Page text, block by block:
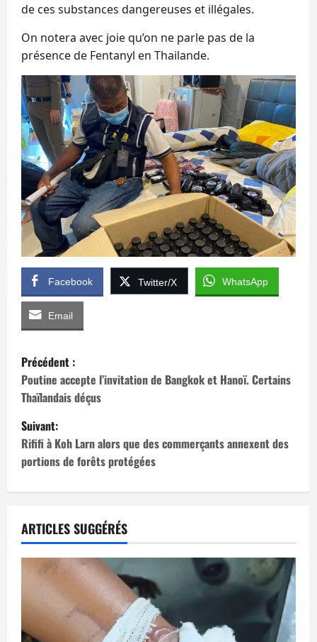
de ces substances dangereuses et illégales.
On notera avec joie qu’on ne parle pas de la
présence de Fentanyl en Thailande.
Facebook Twitter/X WhatsApp
Email
N
a
v
i
g
t
i
o
n
Précédent :
Poutine accepte l’invitation de Bangkok et Hanoï. Certains
Thaïlandais déçus
Suivant:
Rififi à Koh Larn alors que des commerçants annexent des
portions de forêts protégées
ARTICLES SUGGÉRÉS